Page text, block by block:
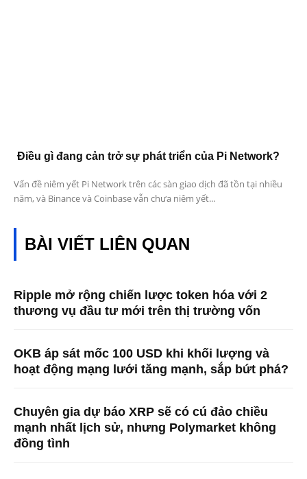
Điều gì đang cản trở sự phát triển của Pi Network?
Vấn đề niêm yết Pi Network trên các sàn giao dịch đã tồn tại nhiều
năm, và Binance và Coinbase vẫn chưa niêm yết...
BÀI VIẾT LIÊN QUAN
Ripple mở rộng chiến lược token hóa với 2
thương vụ đầu tư mới trên thị trường vốn
OKB áp sát mốc 100 USD khi khối lượng và
hoạt động mạng lưới tăng mạnh, sắp bứt phá?
Chuyên gia dự báo XRP sẽ có cú đảo chiều
mạnh nhất lịch sử, nhưng Polymarket không
đồng tình